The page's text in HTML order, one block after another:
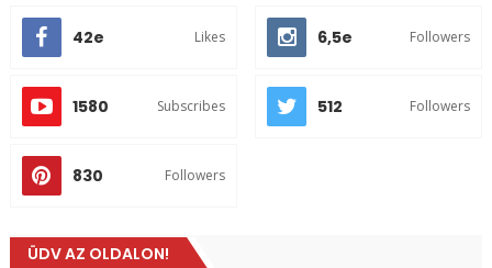
42e Likes 6,5e Followers
1580 Subscribes 512 Followers
830 Followers
ÜDV AZ OLDALON!